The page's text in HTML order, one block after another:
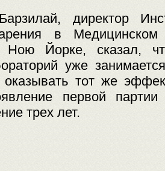
директор
в
Ною Йорке, сказал,
уже
оказывать тот же
первой партии
трех лет.